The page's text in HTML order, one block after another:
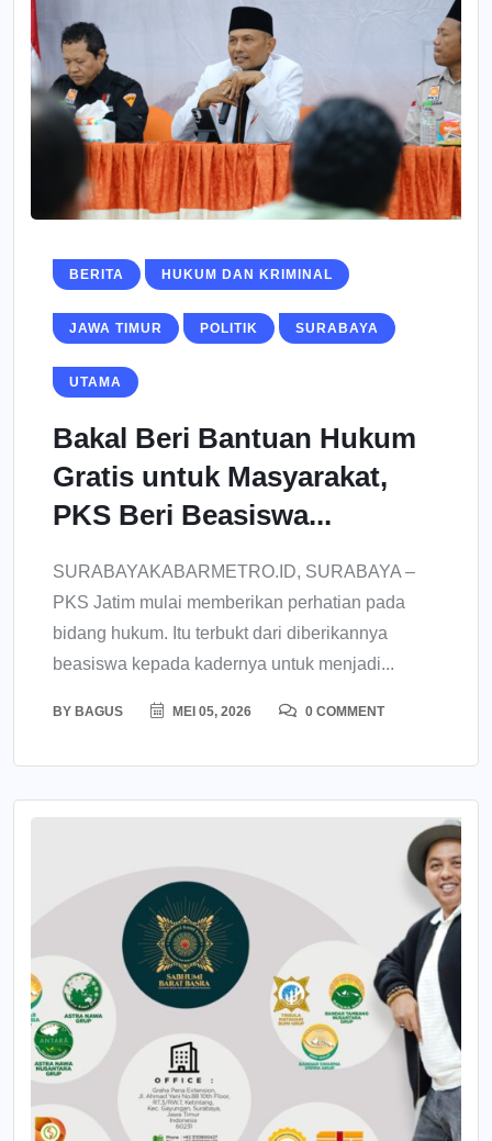
BERITA HUKUM DAN KRIMINAL
JAWA TIMUR POLITIK SURABAYA
UTAMA
Bakal Beri Bantuan Hukum
Gratis untuk Masyarakat,
PKS Beri Beasiswa...
SURABAYAKABARMETRO.ID, SURABAYA –
PKS Jatim mulai memberikan perhatian pada
bidang hukum. Itu terbukt dari diberikannya
beasiswa kepada kadernya untuk menjadi...
BY BAGUS MEI 05, 2026 0 COMMENT